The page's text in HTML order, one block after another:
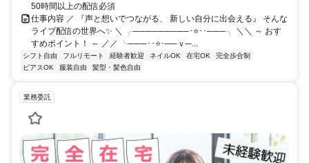
50時間以上の配信必須
仕事内容 ／ 『声と想いでつながる、 新しい自分に出会える』 そんな
ライブ配信の世界へ✨ ＼ ╭─────────･⭐･･───╮ ＼＼ ～ おす
すめポイント！ ～ ／／ ╰───･･⭐･──ｖ─...
シフト自由 フルリモート 経験者歓迎 ネイルOK 在宅OK
完全歩合制
ピアスOK
服装自由 髪型・髪色自由
業務委託